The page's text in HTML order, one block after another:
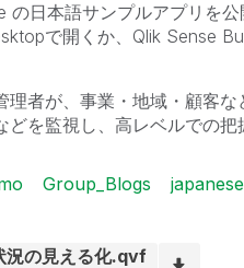
の日本語サンプルアプリを
で開くか、Qlik Sense
理者が、事業・地域・顧客な
どを監視し、高レベルでの把
Group_Blogs japanese
況の見える化.qvf